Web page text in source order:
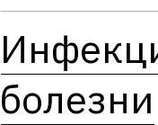
болезни